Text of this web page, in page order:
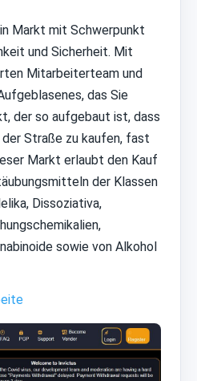
Markt mit Schwerpunkt
und Sicherheit. Mit
Mitarbeiterteam und
das Sie
der so aufgebaut ist, dass
Straße zu kaufen, fast
Markt erlaubt den Kauf
der Klassen
Dissoziativa,
sowie von Alkohol